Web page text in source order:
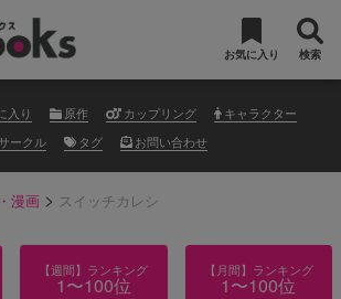
お気に入り 検索
入り 原作 カップリング
キャラクター
サークル
タグ お問い合わせ
漫画 > スイッチカレシ
【週間】ランキング
1〜100位
【月間】ランキング
1〜100位